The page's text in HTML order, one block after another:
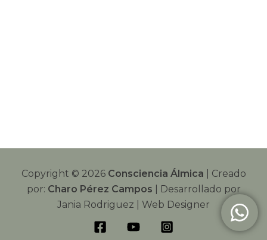
Copyright © 2026 Consciencia Álmica | Creado
por: Charo Pérez Campos | Desarrollado por
Jania Rodriguez | Web Designer